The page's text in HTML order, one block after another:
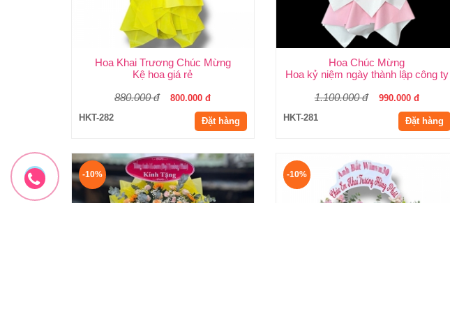
Hoa Khai Trương Chúc Mừng
Kệ hoa giá rẻ
880.000 đ
800.000 đ
HKT-282
Đặt hàng
Hoa Chúc Mừng
Hoa kỷ niệm ngày thành lập công ty
1.100.000 đ
990.000 đ
HKT-281
Đặt hàng
-10% -10%